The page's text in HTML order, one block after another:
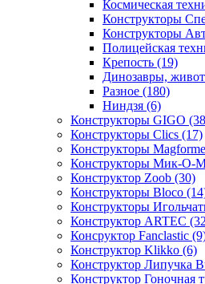
Космическая
Конструкторы
Конструкторы
Полицейская
Крепость (19)
Динозавры,
Разное (180)
Ниндзя (6)
Конструкторы GIGO
Конструкторы Clics (17)
Конструкторы
Конструкторы Мик-О-
Конструктор Zoob (30)
Конструкторы Bloco
Конструкторы
Конструктор ARTEC
Консруктор Fanclastic
Конструктор Klikko (6)
Конструктор Липучка
Конструктор Гоночная